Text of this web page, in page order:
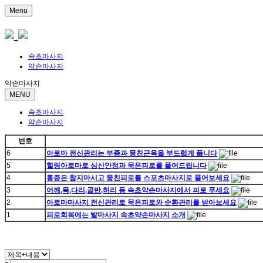
Menu
속초마사지
약손마사지
약손마사지
MENU
속초마사지
약손마사지
번호
6
아로마 전신관리는 부종과 뭉친근육을 부드럽게 풉니다
5
힐링아로마로 심신안정과 묵은피로를 풀어드립니다
4
통증은 참지마시고 뭉친피로를 스포츠마사지로 풀어보세요
3
어깨,목,다리,골반,허리 등 속초약손마사지에서 피로 푸세요
2
아로마마사지 전신관리로 묵은피로와 순환관리를 받아보세요
1
피로회복에는 발마사지 속초약손마사지 소개